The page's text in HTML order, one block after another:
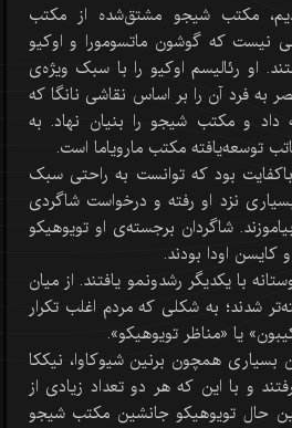
مکتب شیجو مشتق‌شده از مکتب
نیست که گوشون ماتسومورا و اوکیو
او رئالیسم اوکیو را با سبک ویژه‌ی
فرد آن را بر اساس نقاشی نانگا که
داد و مکتب شیجو را بنیان نهاد. به
توسعه‌یافته مکتب مارویاما است.
بود که توانست به راحتی سبک
نزد او رفته و درخواست شاگردی
شاگردان برجسته‌ی او تویوهیکو
کایسن اودا بودند.
با یکدیگر رشدونمو یافتند. از میان
شدند؛ به شکلی که مردم اغلب تکرار
یا «مناظر تویوهیکو».
بسیاری همچون برنین شیوکاوا، نیککا
و با این که هر دو تعداد زیادی از
حال تویوهیکو جانشین مکتب شیجو